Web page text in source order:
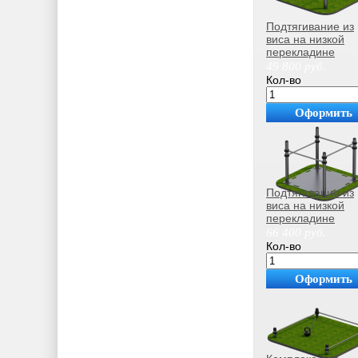
Подтягивание из
виса на низкой
перекладине
black step
Кол-во
Оформить
покупку
Подтягивание из
виса на низкой
перекладине
Кол-во
Оформить